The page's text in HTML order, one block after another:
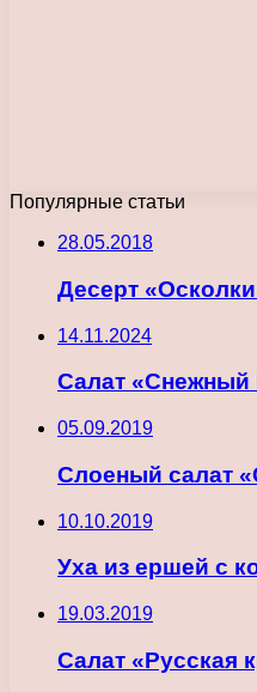
Популярные статьи
28.05.2018
Десерт
14.11.2024
Салат «Снежный
05.09.2019
Слоеный салат
10.10.2019
Уха из ершей с
19.03.2019
Салат «Русская